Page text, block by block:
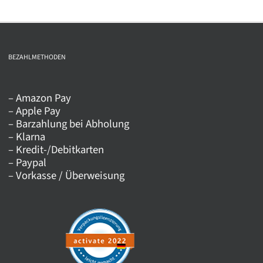
mehrere
auf.
können
auf
der
Produktseite
werden
BEZAHLMETHODEN
– Amazon Pay
– Apple Pay
– Barzahlung bei Abholung
– Klarna
– Kredit-/Debitkarten
– Paypal
– Vorkasse / Überweisung